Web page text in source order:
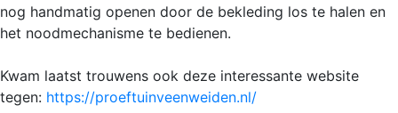
nog handmatig openen door de bekleding los te halen en
het noodmechanisme te bedienen.
Kwam laatst trouwens ook deze interessante website
tegen: https://proeftuinveenweiden.nl/